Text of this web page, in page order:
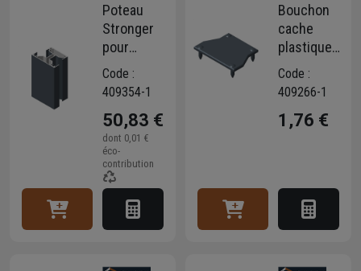
Poteau
Stronger
pour
clôture
aluminium
- Angle
variable de
90° à 180°
-
Anthracite
RAL7016 -
Longueur
2,35 M
Code :
409354-1
50,83 €
dont 0,01 €
éco-
contribution
Bouchon
cache
plastique
pour
poteau
Stronger -
Anthracite
Code :
409266-1
1,76 €